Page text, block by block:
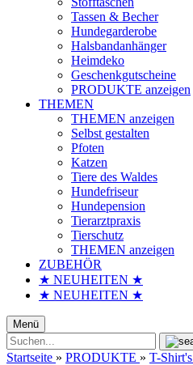
Tassen & Becher
Hundegarderobe
Halsbandanhänger
Heimdeko
Geschenkgutscheine
PRODUKTE anzeigen
THEMEN
THEMEN anzeigen
Selbst gestalten
Pfoten
Katzen
Tiere des Waldes
Hundefriseur
Hundepension
Tierarztpraxis
Tierschutz
THEMEN anzeigen
ZUBEHÖR
★ NEUHEITEN ★
★ NEUHEITEN ★
Menü
Startseite » PRODUKTE » T-Shirt's